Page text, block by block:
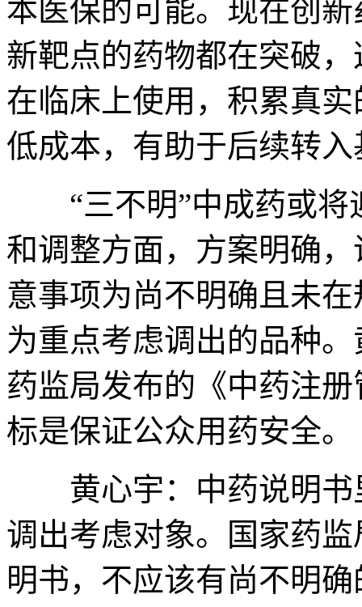
本医保的可能。现在创
新靶点的药物都在突破
在临床上使用，积累真
低成本，有助于后续转
“三不明”中成药或将
和调整方面，方案明确
意事项为尚不明确且未
为重点考虑调出的品种
药监局发布的《中药注
标是保证公众用药安全。
黄心宇：中药说明书
调出考虑对象。国家药
明书，不应该有尚不明